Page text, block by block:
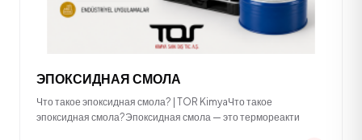
ЭПОКСИДНАЯ СМОЛА
Что такое эпоксидная смола? | TOR KimyaЧто такое
эпоксидная смола?Эпоксидная смола — это термореакти